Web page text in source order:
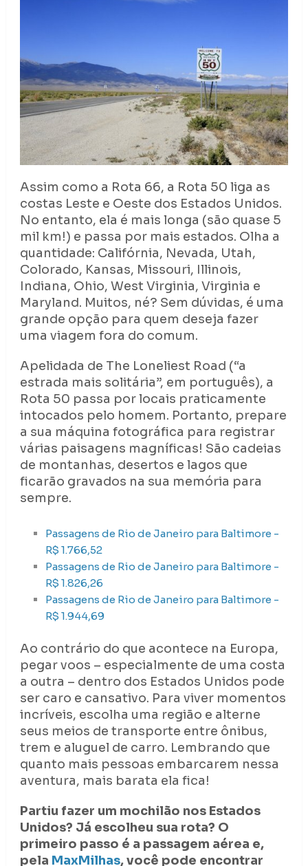
Assim como a Rota 66, a Rota 50 liga as
costas Leste e Oeste dos Estados Unidos.
No entanto, ela é mais longa (são quase 5
mil km!) e passa por mais estados. Olha a
quantidade: Califórnia, Nevada, Utah,
Colorado, Kansas, Missouri, Illinois,
Indiana, Ohio, West Virginia, Virginia e
Maryland. Muitos, né? Sem dúvidas, é uma
grande opção para quem deseja fazer
uma viagem fora do comum.
Apelidada de The Loneliest Road (“a
estrada mais solitária”, em português), a
Rota 50 passa por locais praticamente
intocados pelo homem. Portanto, prepare
a sua máquina fotográfica para registrar
várias paisagens magníficas! São cadeias
de montanhas, desertos e lagos que
ficarão gravados na sua memória para
sempre.
Passagens de Rio de Janeiro para Baltimore -
R$ 1.766,52
Passagens de Rio de Janeiro para Baltimore -
R$ 1.826,26
Passagens de Rio de Janeiro para Baltimore -
R$ 1.944,69
Ao contrário do que acontece na Europa,
pegar voos – especialmente de uma costa
a outra – dentro dos Estados Unidos pode
ser caro e cansativo. Para viver momentos
incríveis, escolha uma região e alterne
seus meios de transporte entre ônibus,
trem e aluguel de carro. Lembrando que
quanto mais pessoas embarcarem nessa
aventura, mais barata ela fica!
Partiu fazer um mochilão nos Estados
Unidos? Já escolheu sua rota? O
primeiro passo é a passagem aérea e,
pela MaxMilhas, você pode encontrar